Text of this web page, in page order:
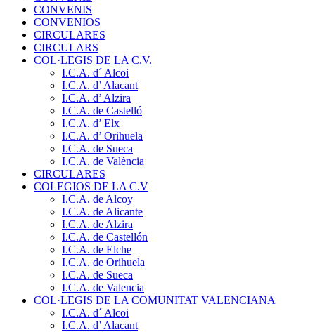
CONVENIS
CONVENIOS
CIRCULARES
CIRCULARS
COL·LEGIS DE LA C.V.
I.C.A. d´ Alcoi
I.C.A. d’ Alacant
I.C.A. d’ Alzira
I.C.A. de Castelló
I.C.A. d’ Elx
I.C.A. d’ Orihuela
I.C.A. de Sueca
I.C.A. de València
CIRCULARES
COLEGIOS DE LA C.V
I.C.A. de Alcoy
I.C.A. de Alicante
I.C.A. de Alzira
I.C.A. de Castellón
I.C.A. de Elche
I.C.A. de Orihuela
I.C.A. de Sueca
I.C.A. de Valencia
COL·LEGIS DE LA COMUNITAT VALENCIANA
I.C.A. d´ Alcoi
I.C.A. d’ Alacant